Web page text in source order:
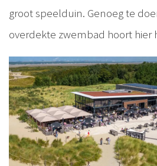
groot speelduin. Genoeg te
overdekte zwembad hoort hier